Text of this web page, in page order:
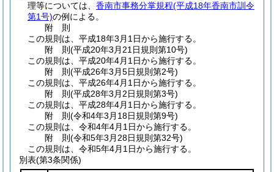
理等については、 香南市事務分掌規程(平成18年香南市訓令
第1号)の例による。
附 則
この規則は、平成18年3月1日から施行する。
附 則(平成20年3月21日規則第10号)
この規則は、平成20年4月1日から施行する。
附 則(平成26年3月5日規則第2号)
この規則は、平成26年4月1日から施行する。
附 則(平成28年3月2日規則第3号)
この規則は、平成28年4月1日から施行する。
附 則(令和4年3月18日規則第9号)
この規則は、令和4年4月1日から施行する。
附 則(令和5年3月28日規則第32号)
この規則は、令和5年4月1日から施行する。
別表(第3条関係)